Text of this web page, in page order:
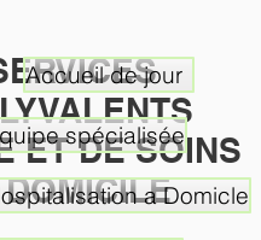
ET DE SOINS
Accueil de jour
spécialisée
a Domicle